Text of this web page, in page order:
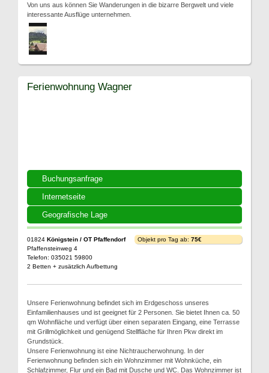
Von uns aus können Sie Wanderungen in die bizarre Bergwelt und viele
interessante Ausflüge unternehmen.
Buchungsanfrage
Internetseite
Geografische Lage
Ferienwohnung Wagner
01824 Königstein / OT Pfaffendorf
Pfaffensteinweg 4
Telefon: 035021 59800
2 Betten + zusätzlich Aufbettung
Objekt pro Tag ab: 75€
Unsere Ferienwohnung befindet sich im Erdgeschoss unseres
Einfamilienhauses und ist geeignet für 2 Personen. Sie bietet Ihnen ca. 50
qm Wohnfläche und verfügt über einen separaten Eingang, eine Terrasse
mit Grillmöglichkeit und genügend Stellfläche für Ihren Pkw direkt im
Grundstück.
Unsere Ferienwohnung ist eine Nichtraucherwohnung. In der
Ferienwohnung befinden sich ein Wohnzimmer mit Wohnküche, ein
Schlafzimmer, Flur und ein Bad mit Dusche und WC. Das Wohnzimmer ist